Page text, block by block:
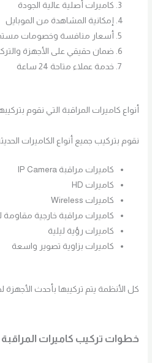
كاميرات أصلية عالية الجودة
إمكانية المشاهدة من الموبايل
أسعار منافسة وخصومات
ضمان حقيقي على الأجهزة
خدمة عملاء متاحة 24 ساعة
أنواع كاميرات المراقبة التي نقوم بتركيبها
نقوم بتركيب جميع أنواع الكاميرات
كاميرات مراقبة IP Camera
كاميرات HD
كاميرات Wireless
كاميرات مراقبة خارجية مقاومة
كاميرات رؤية ليلية
كاميرات بزاوية تصوير واسعة
كل الأنظمة يتم تركيبها بأحدث
خطوات تركيب كاميرات المراقبة